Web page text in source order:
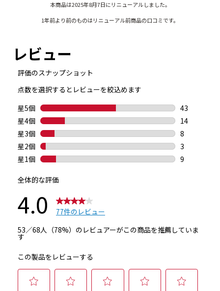
本商品は2025年8月7日にリニューアルしました。
1年前より前のものはリニューアル前商品の口コミです。